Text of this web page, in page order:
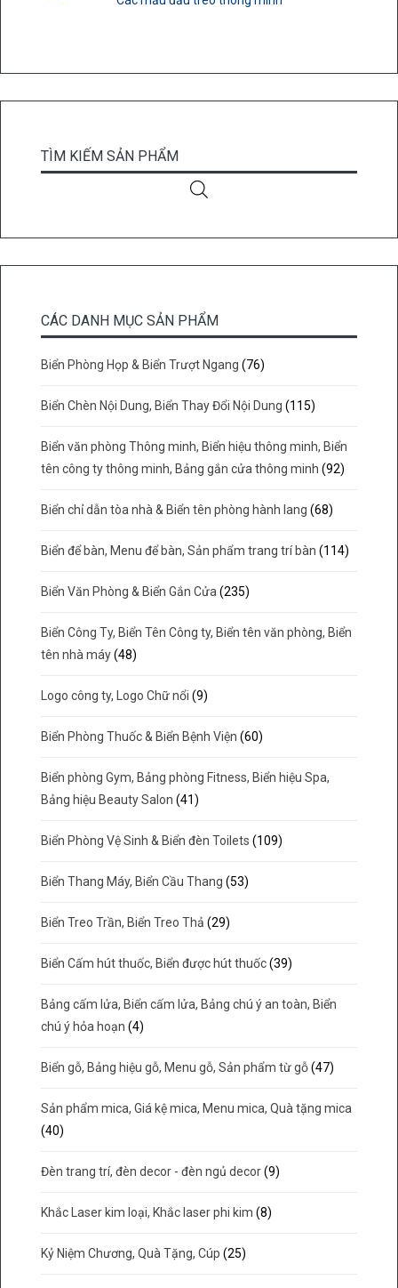
TÌM KIẾM SẢN PHẨM
CÁC DANH MỤC SẢN PHẨM
Biển Phòng Họp & Biển Trượt Ngang (76)
Biển Chèn Nội Dung, Biển Thay Đổi Nội Dung (115)
Biển văn phòng Thông minh, Biển hiệu thông minh, Biển
tên công ty thông minh, Bảng gắn cửa thông minh (92)
Biển chỉ dẫn tòa nhà & Biển tên phòng hành lang (68)
Biển để bàn, Menu để bàn, Sản phẩm trang trí bàn (114)
Biển Văn Phòng & Biển Gắn Cửa (235)
Biển Công Ty, Biển Tên Công ty, Biển tên văn phòng, Biển
tên nhà máy (48)
Logo công ty, Logo Chữ nổi (9)
Biển Phòng Thuốc & Biển Bệnh Viện (60)
Biển phòng Gym, Bảng phòng Fitness, Biển hiệu Spa,
Bảng hiệu Beauty Salon (41)
Biển Phòng Vệ Sinh & Biển đèn Toilets (109)
Biển Thang Máy, Biển Cầu Thang (53)
Biển Treo Trần, Biển Treo Thả (29)
Biển Cấm hút thuốc, Biển được hút thuốc (39)
Bảng cấm lửa, Biển cấm lửa, Bảng chú ý an toàn, Biển
chú ý hỏa hoạn (4)
Biển gỗ, Bảng hiệu gỗ, Menu gỗ, Sản phẩm từ gỗ (47)
Sản phẩm mica, Giá kệ mica, Menu mica, Quà tặng mica
(40)
Đèn trang trí, đèn decor - đèn ngủ decor (9)
Khắc Laser kim loại, Khắc laser phi kim (8)
Kỷ Niệm Chương, Quà Tặng, Cúp (25)